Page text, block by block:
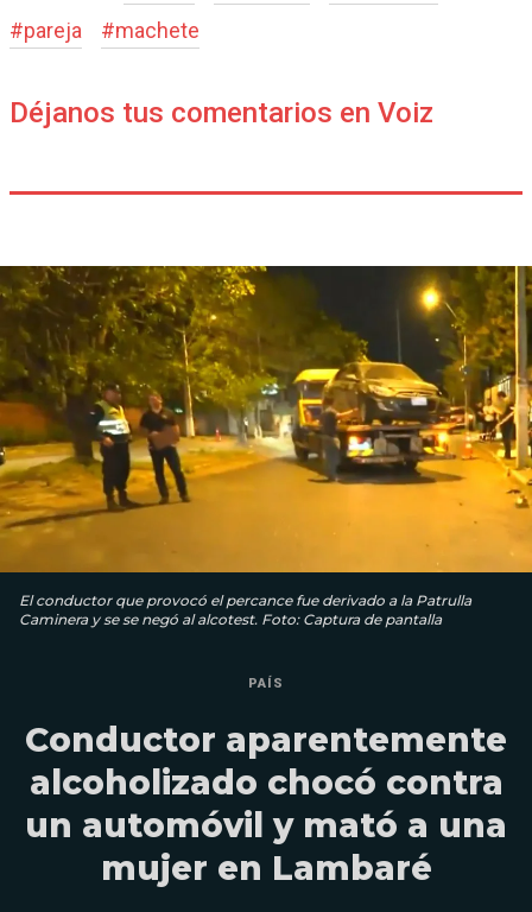
#pareja #machete
Déjanos tus comentarios en Voiz
El conductor que provocó el percance fue derivado a la Patrulla
Caminera y se se negó al alcotest. Foto: Captura de pantalla
PAÍS
Conductor aparentemente
alcoholizado chocó contra
un automóvil y mató a una
mujer en Lambaré